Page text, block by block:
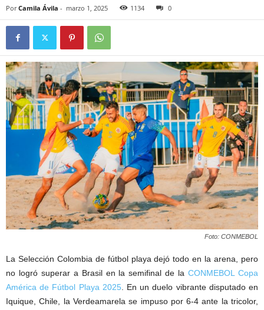
Por Camila Ávila - marzo 1, 2025 1134 0
Foto: CONMEBOL
La Selección Colombia de fútbol playa dejó todo en la arena, pero
no logró superar a Brasil en la semifinal de laCONMEBOL Copa
América de Fútbol Playa 2025. En un duelo vibrante disputado en
Iquique, Chile, la Verdeamarela se impuso por 6-4 ante la tricolor,